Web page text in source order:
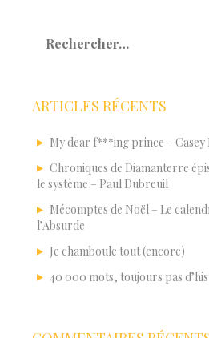
ARTICLES RÉCENTS
My dear f***ing prince – Casey
Chroniques de Diamanterre
le système – Paul Dubreuil
Mécomptes de Noël – Le
l’Absurde
Je chamboule tout (encore)
40 000 mots, toujours pas